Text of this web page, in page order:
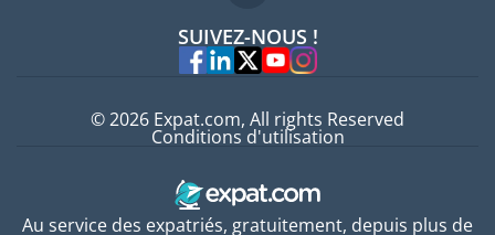
Experts
SUIVEZ-NOUS !
Au service des expatriés, gratuitement, depuis plus de
© 2026 Expat.com, All rights Reserved
Conditions d'utilisation